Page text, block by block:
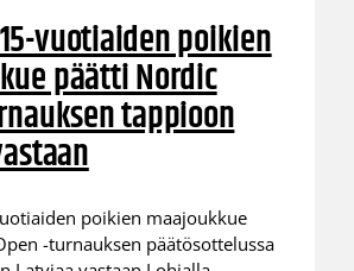
vuotiaiden poikien
päätti Nordic
tappioon
poikien maajoukkue
-turnauksen päätösottelussa